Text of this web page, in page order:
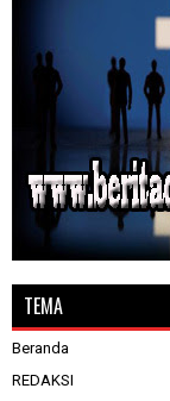
TEMA
Beranda
REDAKSI